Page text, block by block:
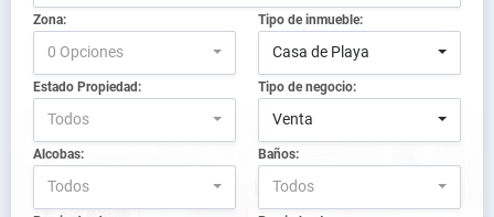
Zona:
0 Opciones
Tipo de inmueble:
Casa de Playa
Estado Propiedad:
Todos
Tipo de negocio:
Venta
Alcobas:
Todos
Baños:
Todos